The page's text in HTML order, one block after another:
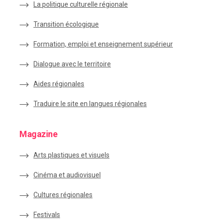
La politique culturelle régionale
Transition écologique
Formation, emploi et enseignement supérieur
Dialogue avec le territoire
Aides régionales
Traduire le site en langues régionales
Magazine
Arts plastiques et visuels
Cinéma et audiovisuel
Cultures régionales
Festivals